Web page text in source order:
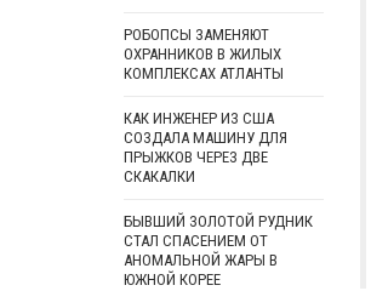
РОБОПСЫ ЗАМЕНЯЮТ
ОХРАННИКОВ В ЖИЛЫХ
КОМПЛЕКСАХ АТЛАНТЫ
КАК ИНЖЕНЕР ИЗ США
СОЗДАЛА МАШИНУ ДЛЯ
ПРЫЖКОВ ЧЕРЕЗ ДВЕ
СКАКАЛКИ
БЫВШИЙ ЗОЛОТОЙ РУДНИК
СТАЛ СПАСЕНИЕМ ОТ
АНОМАЛЬНОЙ ЖАРЫ В
ЮЖНОЙ КОРЕЕ